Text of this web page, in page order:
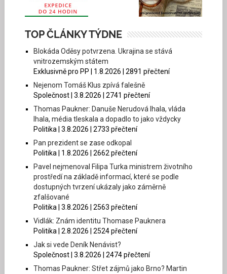
TOP ČLÁNKY TÝDNE
Blokáda Oděsy potvrzena. Ukrajina se stává
vnitrozemským státem
Exklusivně pro PP | 1.8.2026 | 2891 přečtení
Nejenom Tomáš Klus zpívá falešně
Společnost | 3.8.2026 | 2741 přečtení
Thomas Paukner: Danuše Nerudová lhala, vláda
lhala, média tleskala a dopadlo to jako vždycky
Politika | 3.8.2026 | 2733 přečtení
Pan prezident se zase odkopal
Politika | 1.8.2026 | 2662 přečtení
Pavel nejmenoval Filipa Turka ministrem životního
prostředí na základě informací, které se podle
dostupných tvrzení ukázaly jako záměrně
zfalšované
Politika | 3.8.2026 | 2563 přečtení
Vidlák: Znám identitu Thomase Pauknera
Politika | 2.8.2026 | 2524 přečtení
Jak si vede Deník Nenávist?
Společnost | 3.8.2026 | 2474 přečtení
Thomas Paukner: Střet zájmů jako Brno? Martin